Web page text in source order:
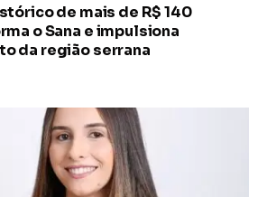
de mais de R$ 140
o Sana e impulsiona
da região serrana